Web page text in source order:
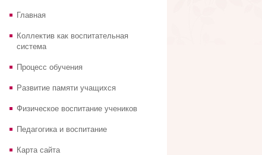
Главная
Коллектив как воспитательная
система
Процесс обучения
Развитие памяти учащихся
Физическое воспитание учеников
Педагогика и воспитание
Карта сайта